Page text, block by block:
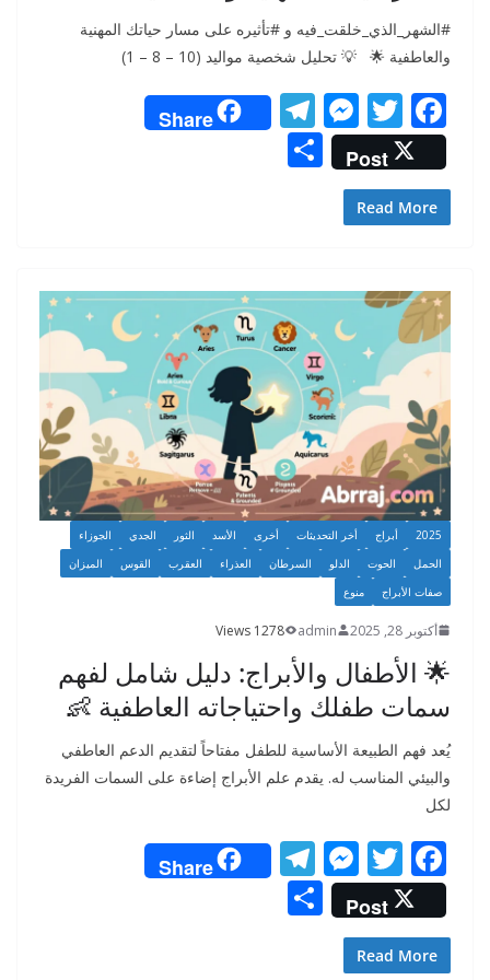
#الشهر_الذي_خلقت_فيه و #تأثيره على مسار حياتك المهنية
والعاطفية 🌟 💡 تحليل شخصية مواليد (10 – 8 – 1)
F
ac
e
b
o
k
T
w
itt
er
M
e
ss
g
er
T
el
m
Share
Post
Read More
2025 أبراج أخر التحديثات أخرى الأسد الثور الجدي
الجوزاء
الحمل
الحوت الدلو السرطان العذراء العقرب القوس
الميزان
صفات الأبراج
منوع
أكتوبر 28, 2025 admin
1278 Views
🌟 الأطفال والأبراج: دليل شامل لفهم
سمات طفلك واحتياجاته العاطفية 👶
يُعد فهم الطبيعة الأساسية للطفل مفتاحاً لتقديم الدعم العاطفي
والبيئي المناسب له. يقدم علم الأبراج إضاءة على السمات الفريدة
لكل
F
ac
e
b
T
w
itt
er
M
e
ss
T
el
Share
Post
Read More